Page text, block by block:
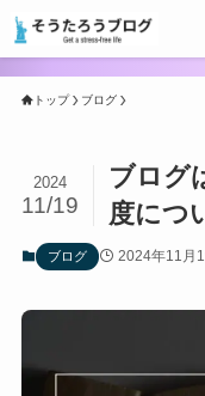
トップ ブログ
ブログ
度につ
2024
11/19
ブログ 2024年11月